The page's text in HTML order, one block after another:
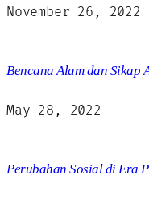
November 26, 2022
Bencana Alam dan Sikap
May 28, 2022
Perubahan Sosial di Era